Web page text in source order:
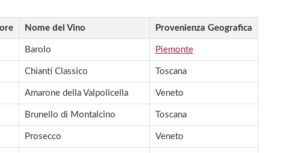
Nome del Vino Provenienza Geografica
Barolo Piemonte
Chianti Classico Toscana
Amarone della Valpolicella Veneto
Brunello di Montalcino Toscana
Prosecco Veneto